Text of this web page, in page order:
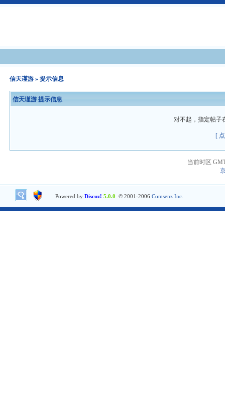
信天谨游 » 提示信息
信天谨游 提示信息
对不起，指定帖子
[
当前时区
Powered by Discuz! 5.0.0 © 2001-2006 Comsenz Inc.